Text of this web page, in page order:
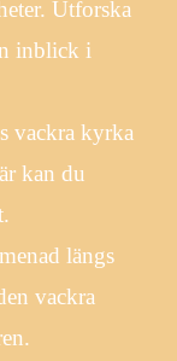
Utforska
inblick i
vackra kyrka
kan du
längs
vackra